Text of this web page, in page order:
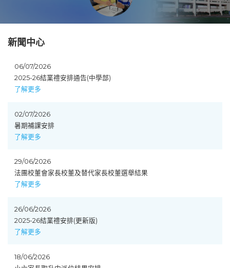
新聞中心
06/07/2026
2025-26結業禮安排通告(中學部)
了解更多
02/07/2026
暑期補課安排
了解更多
29/06/2026
法團校董會家長校董及替代家長校董選舉結果
了解更多
26/06/2026
2025-26結業禮安排(更新版)
了解更多
18/06/2026